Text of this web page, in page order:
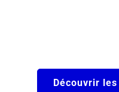
Découvrir